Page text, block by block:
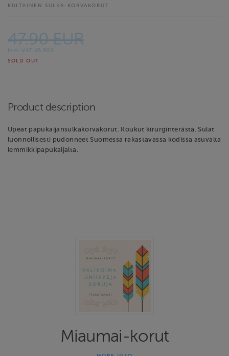
KULTAINEN SULKA-KORVAKORUT
47.90 EUR
Incl. VAT 25.50%
SOLD OUT
Product description
Upeat papukaijansulkakorvakorut. Koukut kirurginterästä. Sulat
luonnollisesti pudonneet Suomessa rakastavassa kodissa asuvalta
lemmikkipapukaijalta.
Miaumai-korut